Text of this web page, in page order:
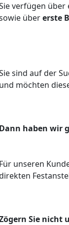
verfügen über
übererste
sind auf der
und möchten
Dann haben wir
Für unseren
Sie nicht